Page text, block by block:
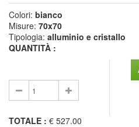
Colori: bianco
Misure: 70x70
Tipologia: alluminio e cristallo
QUANTITÀ :
TOTALE : € 527.00